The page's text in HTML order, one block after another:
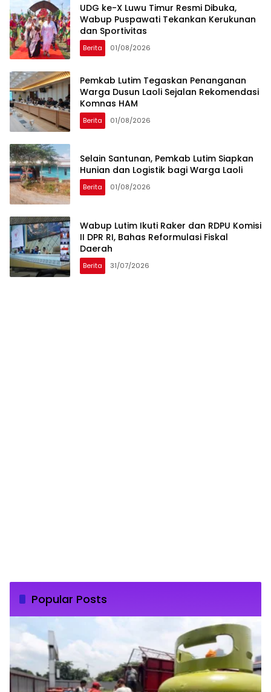
UDG ke-X Luwu Timur Resmi Dibuka,
Wabup Puspawati Tekankan Kerukunan
dan Sportivitas
Berita 01/08/2026
Pemkab Lutim Tegaskan Penanganan
Warga Dusun Laoli Sejalan Rekomendasi
Komnas HAM
Berita 01/08/2026
Selain Santunan, Pemkab Lutim Siapkan
Hunian dan Logistik bagi Warga Laoli
Berita 01/08/2026
Wabup Lutim Ikuti Raker dan RDPU Komisi
II DPR RI, Bahas Reformulasi Fiskal
Daerah
Berita 31/07/2026
Popular Posts